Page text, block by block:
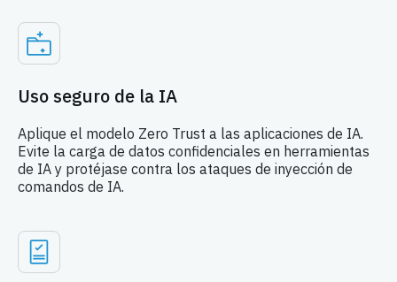
Uso seguro de la IA
Aplique el modelo Zero Trust a las aplicaciones de IA.
Evite la carga de datos confidenciales en herramientas
de IA y protéjase contra los ataques de inyección de
comandos de IA.